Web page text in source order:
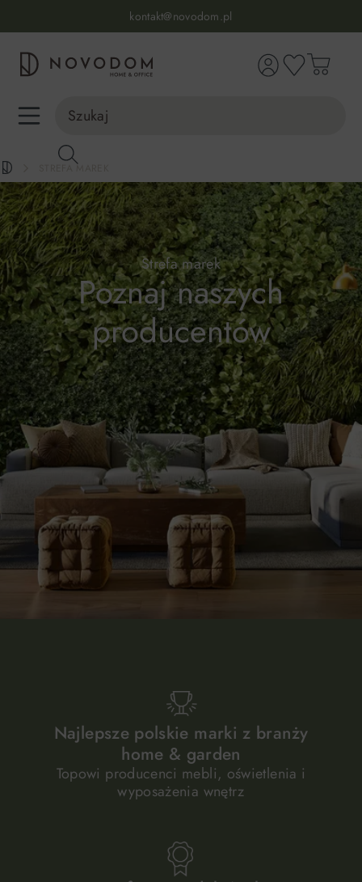
kontakt@novodom.pl
Dostawa z wniesieniem
30 dni na zwrot lub wymianę
98% zadowolonych klientów
STREFA MAREK
Strefa marek
Poznaj naszych
producentów
Najlepsze polskie marki z branży
home & garden
Topowi producenci mebli, oświetlenia i
wyposażenia wnętrz